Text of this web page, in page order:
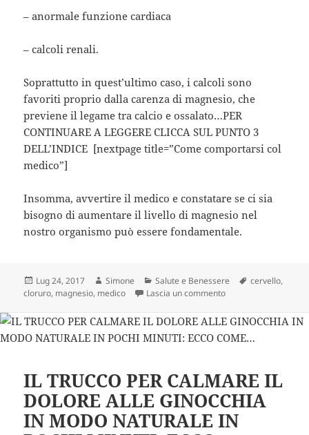
– anormale funzione cardiaca
– calcoli renali.
Soprattutto in quest’ultimo caso, i calcoli sono
favoriti proprio dalla carenza di magnesio, che
previene il legame tra calcio e ossalato…PER
CONTINUARE A LEGGERE CLICCA SUL PUNTO 3
DELL’INDICE [nextpage title=”Come comportarsi col
medico”]
Insomma, avvertire il medico e constatare se ci sia
bisogno di aumentare il livello di magnesio nel
nostro organismo può essere fondamentale.
Scritto
il
Lug 24, 2017 Autore
Simone Categorie
Salute e Benessere Tag
cervello,
cloruro, magnesio, medico Lascia un commentosu Cloruro di
IL TRUCCO PER CALMARE IL
DOLORE ALLE GINOCCHIA
IN MODO NATURALE IN